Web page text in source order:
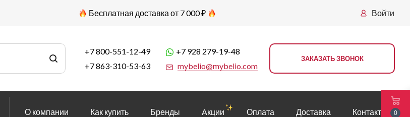
Бесплатная доставка от 7 000 ₽ Войти
+7 800-551-12-49
+7 863-310-53-63
+7 928 279-19-48
mybelio@mybelio.com
ЗАКАЗАТЬ ЗВОНОК
О компании Как купить Бренды Aкции Оплата Доставка Контакты 0